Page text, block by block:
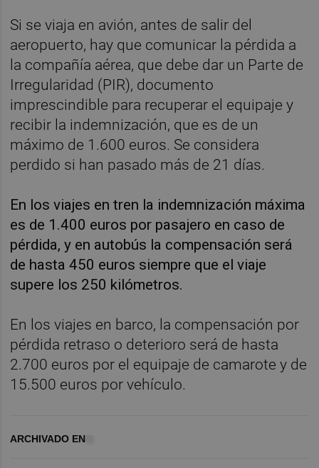
Si se viaja en avión, antes de salir del
aeropuerto, hay que comunicar la pérdida a
la compañía aérea, que debe dar un Parte de
Irregularidad (PIR), documento
imprescindible para recuperar el equipaje y
recibir la indemnización, que es de un
máximo de 1.600 euros. Se considera
perdido si han pasado más de 21 días.
En los viajes en tren la indemnización máxima
es de 1.400 euros por pasajero en caso de
pérdida, y en autobús la compensación será
de hasta 450 euros siempre que el viaje
supere los 250 kilómetros.
En los viajes en barco, la compensación por
pérdida retraso o deterioro será de hasta
2.700 euros por el equipaje de camarote y de
15.500 euros por vehículo.
ARCHIVADO EN